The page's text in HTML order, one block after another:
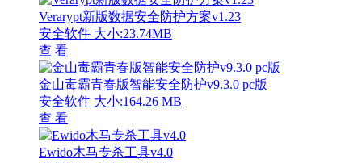
Verarypt新版数据安全防护方案v1.23
安全软件 大小:23.74MB
查 看
金山毒霸青春版智能安全防护v9.3.0 pc版
安全软件 大小:164.26 MB
查 看
Ewido木马专杀工具v4.0